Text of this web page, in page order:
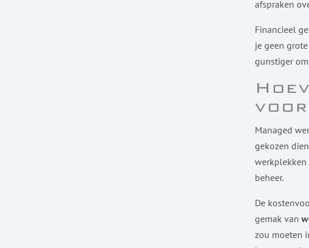
afspraken
Financieel
je geen
gunstiger
voor
Managed
gekozen
werkplekken
beheer.
De
gemak van
zou moeten